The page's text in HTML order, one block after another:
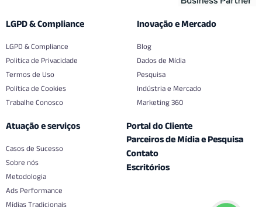
LGPD & Compliance
LGPD & Compliance
Politica de Privacidade
Termos de Uso
Política de Cookies
Trabalhe Conosco
Inovação e Mercado
Blog
Dados de Mídia
Pesquisa
Indústria e Mercado
Marketing 360
Atuação e serviços
Casos de Sucesso
Sobre nós
Metodologia
Ads Performance
Mídias Tradicionais
Portal do Cliente
Parceiros de Mídia e Pesquisa
Contato
Escritórios